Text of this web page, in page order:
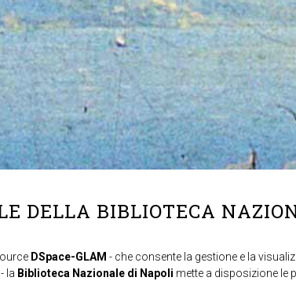
DELLA BIBLIOTECA
DSpace-GLAM - che consente la gestione e la
la Biblioteca Nazionale di Napoli mette a disposizione le